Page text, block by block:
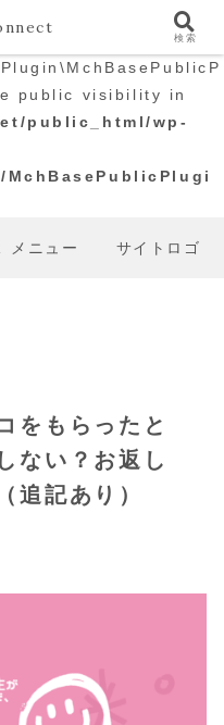
public visibility in
public_html/wp-
メニュー サイトロゴ
をもらったと
ない？お返し
追記あり）
検索